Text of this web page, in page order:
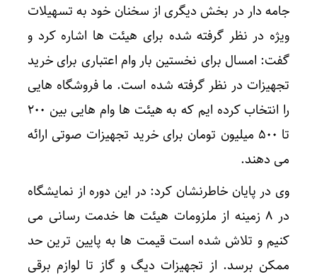
جامه دار در بخش دیگری از سخنان خود به تسهیلات
ویژه در نظر گرفته شده برای هیئت ها اشاره کرد و
گفت: امسال برای نخستین بار وام اعتباری برای خرید
تجهیزات در نظر گرفته شده است. ما فروشگاه هایی
را انتخاب کرده ایم که به هیئت ها وام هایی بین ۲۰۰
تا ۵۰۰ میلیون تومان برای خرید تجهیزات صوتی ارائه
می دهند.
وی در پایان خاطرنشان کرد: در این دوره از نمایشگاه
در ۸ زمینه از ملزومات هیئت ها خدمت رسانی می
کنیم و تلاش شده است قیمت ها به پایین ترین حد
ممکن برسد. از تجهیزات دیگ و گاز تا لوازم برقی